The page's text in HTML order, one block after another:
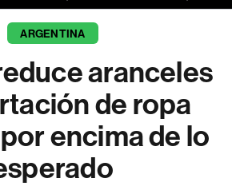
ARGENTINA
aranceles
de ropa
encima de lo